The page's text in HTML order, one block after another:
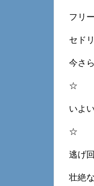
フリ
セド
今さ
☆
いよ
☆
逃げ
壮絶